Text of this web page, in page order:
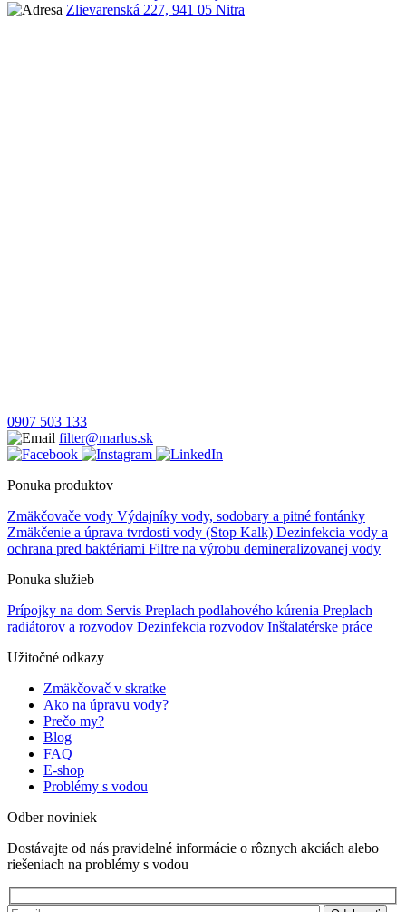
Zlievarenská 227, 941 05 Nitra
0907 503 133
filter@marlus.sk
Ponuka produktov
Zmäkčovače vody Výdajníky vody, sodobary a pitné fontánky
Zmäkčenie a úprava tvrdosti vody (Stop Kalk) Dezinfekcia vody a
ochrana pred baktériami Filtre na výrobu demineralizovanej vody
Ponuka služieb
Prípojky na dom Servis Preplach podlahového kúrenia Preplach
radiátorov a rozvodov Dezinfekcia rozvodov Inštalatérske práce
Užitočné odkazy
Zmäkčovač v skratke
Ako na úpravu vody?
Prečo my?
Blog
FAQ
E-shop
Problémy s vodou
Odber noviniek
Dostávajte od nás pravidelné informácie o rôznych akciách alebo
riešeniach na problémy s vodou